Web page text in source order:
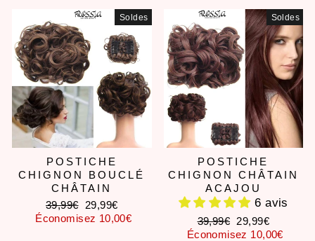
Soldes
POSTICHE
CHIGNON BOUCLÉ
CHÂTAIN
Prix
régulier
39,99€
Prix
réduit
29,99€
Économisez 10,00€
Soldes
POSTICHE
CHIGNON CHÂTAIN
ACAJOU
6 avis
Prix
régulier
39,99€ Prix
réduit
29,99€
Économisez 10,00€